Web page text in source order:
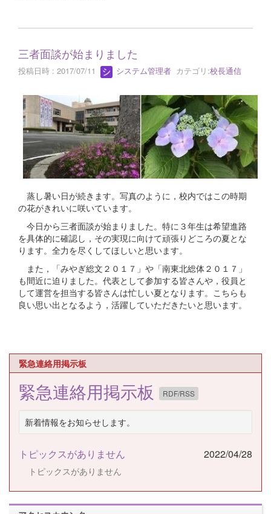
三者面談が始まりました
投稿日時 : 2017/07/11 システム管理者 カテゴリ:校長通信
蒸し暑い日が続きます。写真のように，校内ではこの時期
の花がきれいに咲いています。
今日から三者面談が始まりました。特に３年生は希望進路
を具体的に確認し，その実現に向けて頑張りどころの夏とな
ります。全力を尽くしてほしいと思います。
また，「みやぎ総文２０１７」や「南東北総体２０１７」
も間近に迫りました。代表として参加する皆さんや，役員と
して運営を担当する皆さんは忙しい夏となります。こちらも
良い思い出となるよう，活躍していただきたいと思います。
緊急連絡用掲示板
緊急連絡用掲示板 RDF/RSS
新着情報をお知らせします。
トピックスがありません 2022/04/28
トピックスがありません